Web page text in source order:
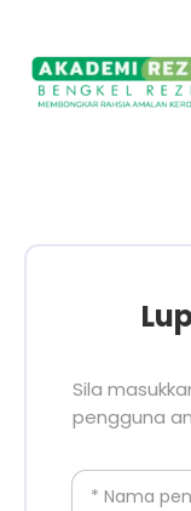
content
Sila
pengguna
* Nama